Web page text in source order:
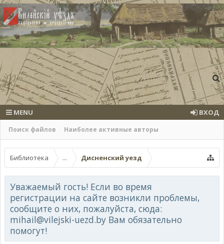
Поиск файлов Наиболее активные авторы
MENU ВХОД
Библиотека ... Дисненский уезд
Уважаемый гость! Если во время
регистрации на сайте возникли проблемы,
сообщите о них, пожалуйста, сюда:
mihail@vilejski-uezd.by Вам обязательно
помогут!